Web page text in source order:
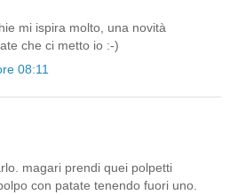
mi ispira molto, una novità
che ci metto io :-)
08:11
magari prendi quei polpetti
con patate tenendo fuori uno.